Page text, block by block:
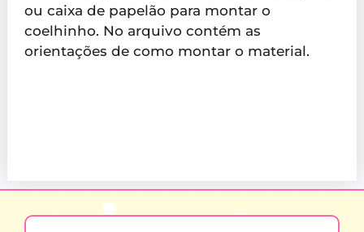
ou caixa de papelão para montar o
coelhinho. No arquivo contém as
orientações de como montar o material.